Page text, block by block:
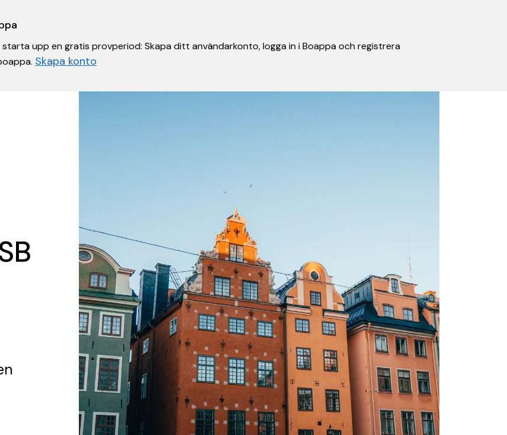
upp en gratis provperiod: Skapa ditt användarkonto, logga in i Boappa och registrera
Skapa konto